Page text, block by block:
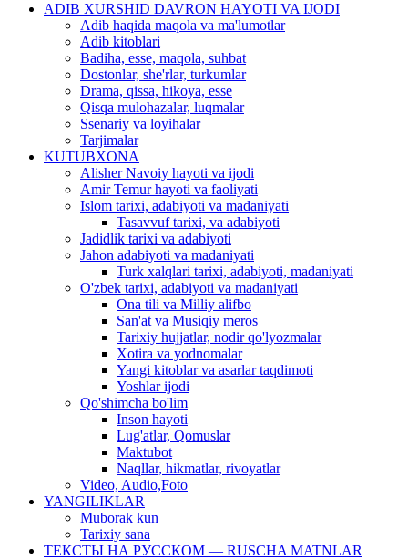
ADIB XURSHID DAVRON HAYOTI VA IJODI
Adib haqida maqola va ma'lumotlar
Adib kitoblari
Badiha, esse, maqola, suhbat
Dostonlar, she'rlar, turkumlar
Drama, qissa, hikoya, esse
Qisqa mulohazalar, luqmalar
Ssenariy va loyihalar
Tarjimalar
KUTUBXONA
Alisher Navoiy hayoti va ijodi
Amir Temur hayoti va faoliyati
Islom tarixi, adabiyoti va madaniyati
Tasavvuf tarixi, va adabiyoti
Jadidlik tarixi va adabiyoti
Jahon adabiyoti va madaniyati
Turk xalqlari tarixi, adabiyoti, madaniyati
O'zbek tarixi, adabiyoti va madaniyati
Ona tili va Milliy alifbo
San'at va Musiqiy meros
Tarixiy hujjatlar, nodir qo'lyozmalar
Xotira va yodnomalar
Yangi kitoblar va asarlar taqdimoti
Yoshlar ijodi
Qo'shimcha bo'lim
Inson hayoti
Lug'atlar, Qomuslar
Maktubot
Naqllar, hikmatlar, rivoyatlar
Video, Audio,Foto
YANGILIKLAR
Muborak kun
Tarixiy sana
ТЕКСТЫ НА РУССКОМ — RUSCHA MATNLAR